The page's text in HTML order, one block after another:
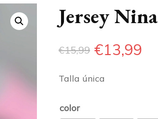
Jersey Nina
€15,99 €13,99
Talla única
color